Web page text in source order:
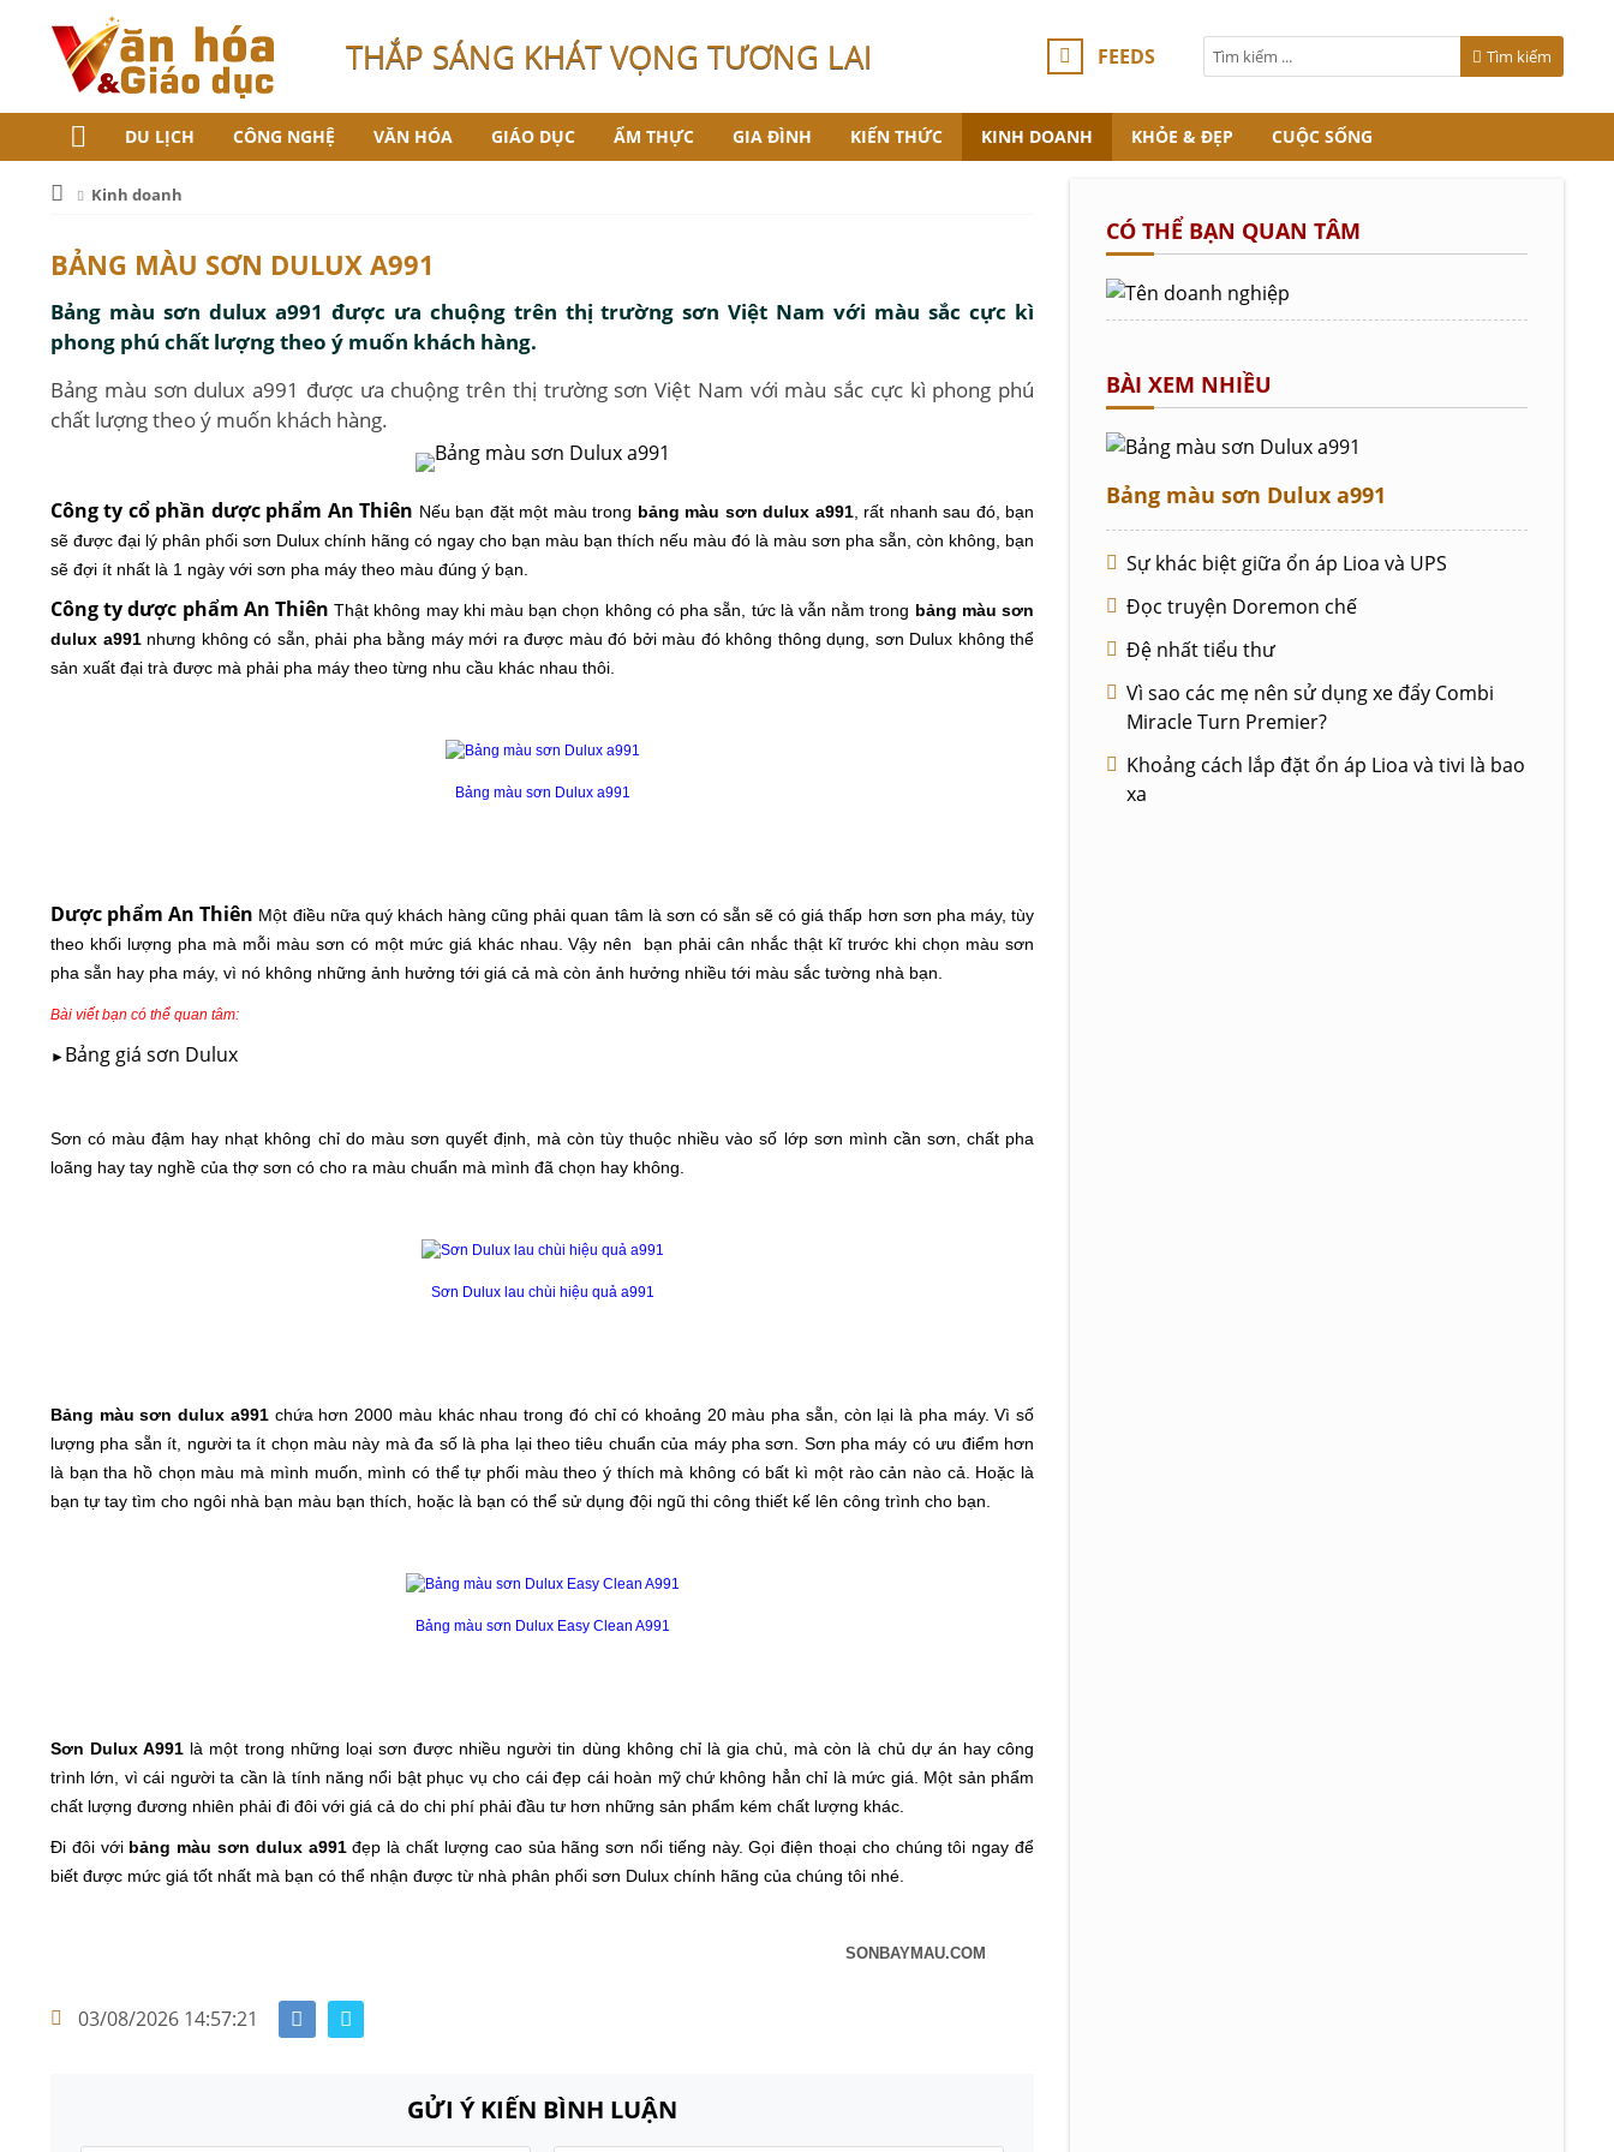
THẮP SÁNG KHÁT VỌNG TƯƠNG LAI FEEDS Tìm kiếm
DU LỊCH CÔNG NGHỆ VĂN HÓA GIÁO DỤC ẨM THỰC GIA ĐÌNH KIẾN THỨC KINH DOANH KHỎE & ĐẸP CUỘC SỐNG
Kinh doanh
BẢNG MÀU SƠN DULUX A991
Bảng màu sơn dulux a991 được ưa chuộng trên thị trường sơn Việt Nam với màu sắc cực kì
phong phú chất lượng theo ý muốn khách hàng.
Bảng màu sơn dulux a991 được ưa chuộng trên thị trường sơn Việt Nam với màu sắc cực kì phong phú
chất lượng theo ý muốn khách hàng.
Công ty cổ phần dược phẩm An Thiên Nếu bạn đặt một màu trong bảng màu sơn dulux a991, rất nhanh sau đó, bạn
sẽ được đại lý phân phối sơn Dulux chính hãng có ngay cho bạn màu bạn thích nếu màu đó là màu sơn pha sẵn, còn không, bạn
sẽ đợi ít nhất là 1 ngày với sơn pha máy theo màu đúng ý bạn.
Công ty dược phẩm An ThiênThật không may khi màu bạn chọn không có pha sẵn, tức là vẫn nằm trong bảng màu sơn
dulux a991nhưng không có sẵn, phải pha bằng máy mới ra được màu đó bởi màu đó không thông dụng, sơn Dulux không thể
sản xuất đại trà được mà phải pha máy theo từng nhu cầu khác nhau thôi.
Bảng màu sơn Dulux a991
Dược phẩm An Thiên Một điều nữa quý khách hàng cũng phải quan tâm là sơn có sẵn sẽ có giá thấp hơn sơn pha máy, tùy
theo khối lượng pha mà mỗi màu sơn có một mức giá khác nhau. Vậy nên bạn phải cân nhắc thật kĩ trước khi chọn màu sơn
pha sẵn hay pha máy, vì nó không những ảnh hưởng tới giá cả mà còn ảnh hưởng nhiều tới màu sắc tường nhà bạn.
Bài viết bạn có thể quan tâm:
► Bảng giá sơn Dulux
Sơn có màu đậm hay nhạt không chỉ do màu sơn quyết định, mà còn tùy thuộc nhiều vào số lớp sơn mình cần sơn, chất pha
loãng hay tay nghề của thợ sơn có cho ra màu chuẩn mà mình đã chọn hay không.
Sơn Dulux lau chùi hiệu quả a991
Bảng màu sơn dulux a991chứa hơn 2000 màu khác nhau trong đó chỉ có khoảng 20 màu pha sẵn, còn lại là pha máy. Vì số
lượng pha sẵn ít, người ta ít chọn màu này mà đa số là pha lại theo tiêu chuẩn của máy pha sơn. Sơn pha máy có ưu điểm hơn
là bạn tha hồ chọn màu mà mình muốn, mình có thể tự phối màu theo ý thích mà không có bất kì một rào cản nào cả. Hoặc là
bạn tự tay tìm cho ngôi nhà bạn màu bạn thích, hoặc là bạn có thể sử dụng đội ngũ thi công thiết kế lên công trình cho bạn.
Bảng màu sơn Dulux Easy Clean A991
Sơn Dulux A991 là một trong những loại sơn được nhiều người tin dùng không chỉ là gia chủ, mà còn là chủ dự án hay công
trình lớn, vì cái người ta cần là tính năng nổi bật phục vụ cho cái đẹp cái hoàn mỹ chứ không hẳn chỉ là mức giá. Một sản phẩm
chất lượng đương nhiên phải đi đôi với giá cả do chi phí phải đầu tư hơn những sản phẩm kém chất lượng khác.
Đi đôi với bảng màu sơn dulux a991đẹp là chất lượng cao sủa hãng sơn nổi tiếng này. Gọi điện thoại cho chúng tôi ngay để
biết được mức giá tốt nhất mà bạn có thể nhận được từ nhà phân phối sơn Dulux chính hãng của chúng tôi nhé.
SONBAYMAU.COM
03/08/2026 14:57:21
GỬI Ý KIẾN BÌNH LUẬN
CÓ THỂ BẠN QUAN TÂM
BÀI XEM NHIỀU
Bảng màu sơn Dulux a991
Sự khác biệt giữa ổn áp Lioa và UPS
Đọc truyện Doremon chế
Đệ nhất tiểu thư
Vì sao các mẹ nên sử dụng xe đẩy Combi
Miracle Turn Premier?
Khoảng cách lắp đặt ổn áp Lioa và tivi là bao
xa